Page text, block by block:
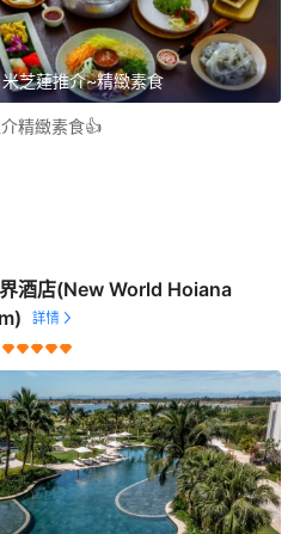
米芝蓮推介~精緻素食
精緻素食👍
酒店(New World Hoiana